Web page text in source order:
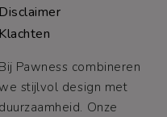
Disclaimer
Klachten
Bij Pawness combineren
stijlvol design met
duurzaamheid. Onze